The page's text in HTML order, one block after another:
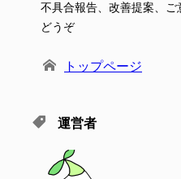
不具合報告、改善提案、ご
どうぞ
トップページ
運営者